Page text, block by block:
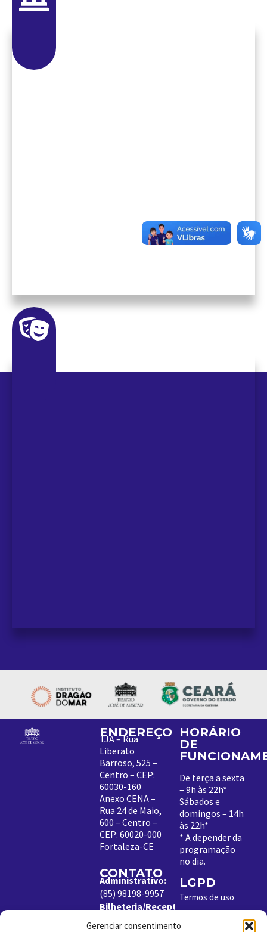
Gerenciar consentimento
ENDEREÇO
TJA – Rua
Liberato
Barroso, 525 –
Centro – CEP:
60030-160
Anexo CENA –
Rua 24 de Maio,
600 – Centro –
CEP: 60020-000
Fortaleza-CE
CONTATO
Administrativo:
(85) 98198-9957
Bilheteria/Receptivo:
(85) 99204-8843
HORÁRIO
DE
De terça a sexta
– 9h às 22h*
Sábados e
domingos – 14h
às 22h*
* A depender da
programação
no dia.
LGPD
Termos de uso